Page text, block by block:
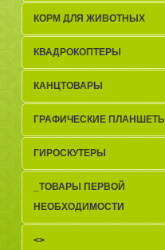
КОРМ ДЛЯ ЖИВОТНЫХ
КВАДРОКОПТЕРЫ
КАНЦТОВАРЫ
ГРАФИЧЕСКИЕ ПЛАНШЕТЫ
ГИРОСКУТЕРЫ
_TОВАРЫ ПЕРВОЙ
НЕОБХОДИМОСТИ
<>